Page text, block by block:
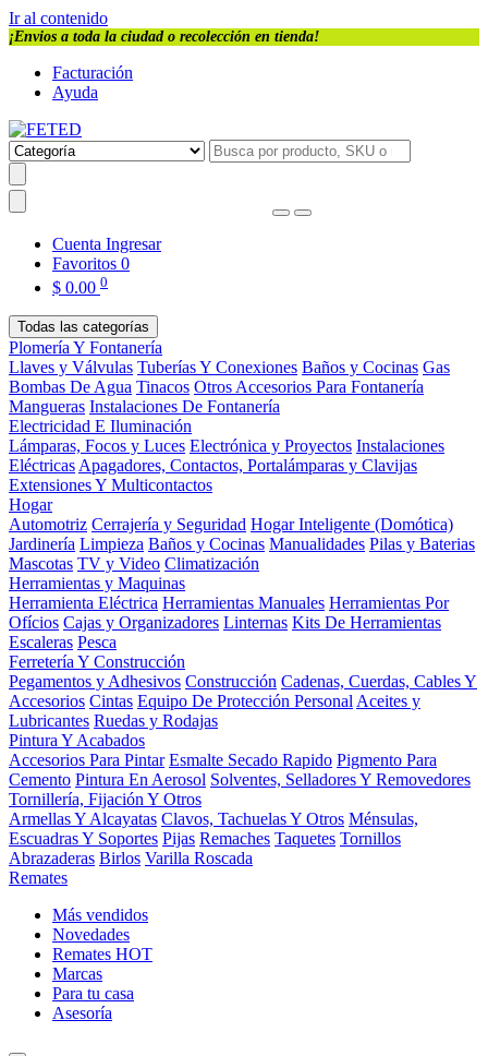
Ir al contenido
¡Envios a toda la ciudad o recolección en tienda!
Facturación
Ayuda
Cuenta Ingresar
Favoritos 0
$ 0.00 0
Todas las categorías
Plomería Y Fontanería
Llaves y Válvulas Tuberías Y Conexiones Baños y Cocinas Gas
Bombas De Agua Tinacos Otros Accesorios Para Fontanería
Mangueras Instalaciones De Fontanería
Electricidad E Iluminación
Lámparas, Focos y Luces Electrónica y Proyectos Instalaciones
Eléctricas Apagadores, Contactos, Portalámparas y Clavijas
Extensiones Y Multicontactos
Hogar
Automotriz Cerrajería y Seguridad Hogar Inteligente (Domótica)
Jardinería Limpieza Baños y Cocinas Manualidades Pilas y Baterias
Mascotas TV y Video Climatización
Herramientas y Maquinas
Herramienta Eléctrica Herramientas Manuales Herramientas Por
Ofícios Cajas y Organizadores Linternas Kits De Herramientas
Escaleras Pesca
Ferretería Y Construcción
Pegamentos y Adhesivos Construcción Cadenas, Cuerdas, Cables Y
Accesorios Cintas Equipo De Protección Personal Aceites y
Lubricantes Ruedas y Rodajas
Pintura Y Acabados
Accesorios Para Pintar Esmalte Secado Rapido Pigmento Para
Cemento Pintura En Aerosol Solventes, Selladores Y Removedores
Tornillería, Fijación Y Otros
Armellas Y Alcayatas Clavos, Tachuelas Y Otros Ménsulas,
Escuadras Y Soportes Pijas Remaches Taquetes Tornillos
Abrazaderas Birlos Varilla Roscada
Remates
Más vendidos
Novedades
Remates HOT
Marcas
Para tu casa
Asesoría